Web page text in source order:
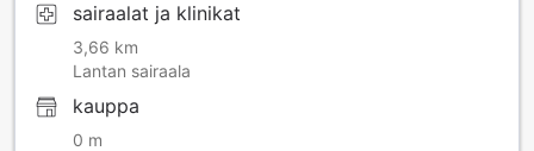
sairaalat ja klinikat
3,66 km
Lantan sairaala
kauppa
0 m